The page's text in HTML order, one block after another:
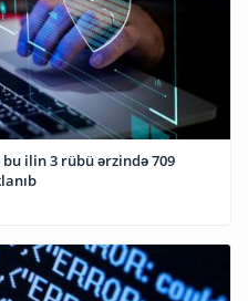
ilin 3 rübü ərzində 709